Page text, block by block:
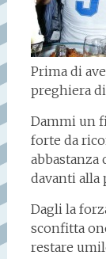
Prima di
preghiera
Dammi un
forte da
abbastanza
davanti alla
Dagli la
sconfitta
restare